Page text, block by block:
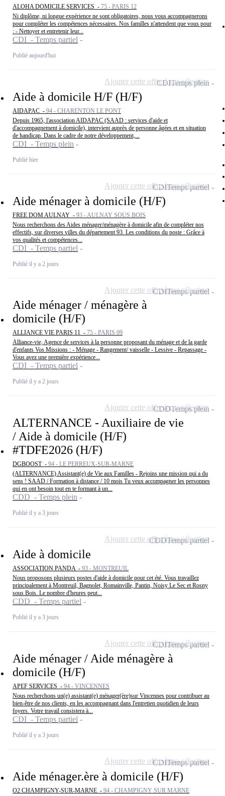
ALOHA DOMICILE SERVICES - 75 - PARIS 12
Ni diplôme, ni longue expérience ne sont obligatoires, nous vous accompagnerons
pour compléter les compétences nécessaires. Nos familles n'attendent que vous pour
: - Nettoyer et entretenir leur...
CDI - Temps partiel
Publié aujourd'hui
Aide à domicile H/F (H/F)
AIDAPAC - 94 - CHARENTON LE PONT
Depuis 1965, l'association AIDAPAC (SAAD : services d'aide et
d'accompagnement à domicile), intervient auprès de personne âgées et en situation
de handicap. Dans le cadre de notre développement,...
CDI - Temps plein
Publié hier
CDITemps plein
Ajouter cette offre à ma sélection
Aide ménager à domicile (H/F)
FREE DOM AULNAY - 93 - AULNAY SOUS BOIS
Nous recherchons des Aides ménager/ménagère à domicile afin de compléter nos
effectifs, sur diverses villes du département 93. Les conditions du poste : Grâce à
vos qualités et compétences...
CDI - Temps partiel
Publié il y a 2 jours
CDITemps partiel
Ajouter cette offre à ma sélection
Aide ménager / ménagère à
domicile (H/F)
ALLIANCE VIE PARIS 11 - 75 - PARIS 09
Alliance-vie, Agence de services à la personne proposant du ménage et de la garde
d'enfants Vos Missions : - Ménage - Rangement/ vaisselle - Lessive - Repassage -
Vous avez une première expérience...
CDI - Temps partiel
Publié il y a 2 jours
CDITemps partiel
Ajouter cette offre à ma sélection
ALTERNANCE - Auxiliaire de vie
/ Aide à domicile (H/F)
#TDFE2026 (H/F)
DGBOOST - 94 - LE PERREUX-SUR-MARNE
(ALTERNANCE) Assistant(e) de Vie aux Familles - Rejoins une mission qui a du
sens ! SAAD / Formation à distance / 10 mois Tu veux accompagner les personnes
qui en ont besoin tout en te formant à un...
CDD - Temps plein
Publié il y a 3 jours
CDDTemps plein
Ajouter cette offre à ma sélection
Aide à domicile
ASSOCIATION PANDA - 93 - MONTREUIL
Nous proposons plusieurs postes d'aide à domicile pour cet été. Vous travaillez
principalement à Montreuil, Bagnolet, Romainville, Pantin, Noisy Le Sec et Rosny
sous Bois. Le nombre d'heures peut...
CDD - Temps partiel
Publié il y a 3 jours
CDDTemps partiel
Ajouter cette offre à ma sélection
Aide ménager / Aide ménagère à
domicile (H/F)
APEF SERVICES - 94 - VINCENNES
Nous recherchons un(e) assistant(e) ménager(ère)sur Vincennes pour contribuer au
bien-être de nos clients, en les accompagnant dans l'entretien quotidien de leurs
foyers. Votre travail consistera à...
CDI - Temps partiel
Publié il y a 3 jours
CDITemps partiel
Ajouter cette offre à ma sélection
Aide ménager.ère à domicile (H/F)
O2 CHAMPIGNY-SUR-MARNE - 94 - CHAMPIGNY SUR MARNE
CDITemps partiel
Ajouter cette offre à ma sélection